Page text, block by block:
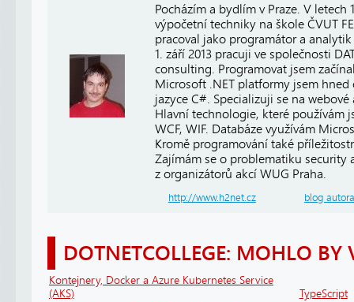
Pocházím a bydlím v Praze. V letech
výpočetní techniky na škole ČVUT
pracoval jako programátor a
1. září 2013 pracuji ve společnosti
consulting. Programovat jsem
Microsoft .NET platformy jsem
jazyce C#. Specializuji se na
Hlavní technologie, které používám
WCF, WIF. Databáze využívám
Kromě programování také
Zajímám se o problematiku security
z organizátorů akcí WUG Praha.
http://www.h2net.cz blog autora
DOTNETCOLLEGE: MOHLO BY
Kontejnery, Docker a Azure Kubernetes Service
(AKS)
TypeScript